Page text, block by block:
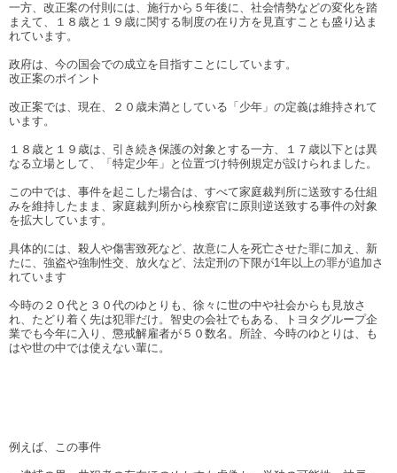
一方、改正案の付則には、施行から５年後に、社会情勢などの変化を踏
まえて、１８歳と１９歳に関する制度の在り方を見直すことも盛り込ま
れています。
政府は、今の国会での成立を目指すことにしています。
改正案のポイント
改正案では、現在、２０歳未満としている「少年」の定義は維持されて
います。
１８歳と１９歳は、引き続き保護の対象とする一方、１７歳以下とは異
なる立場として、「特定少年」と位置づけ特例規定が設けられました。
この中では、事件を起こした場合は、すべて家庭裁判所に送致する仕組
みを維持したまま、家庭裁判所から検察官に原則逆送致する事件の対象
を拡大しています。
具体的には、殺人や傷害致死など、故意に人を死亡させた罪に加え、新
たに、強盗や強制性交、放火など、法定刑の下限が1年以上の罪が追加さ
れています
今時の２０代と３０代のゆとりも、徐々に世の中や社会からも見放さ
れ、たどり着く先は犯罪だけ。智史の会社でもある、トヨタグループ企
業でも今年に入り、懲戒解雇者が５０数名。所詮、今時のゆとりは、も
はや世の中では使えない輩に。
例えば、この事件